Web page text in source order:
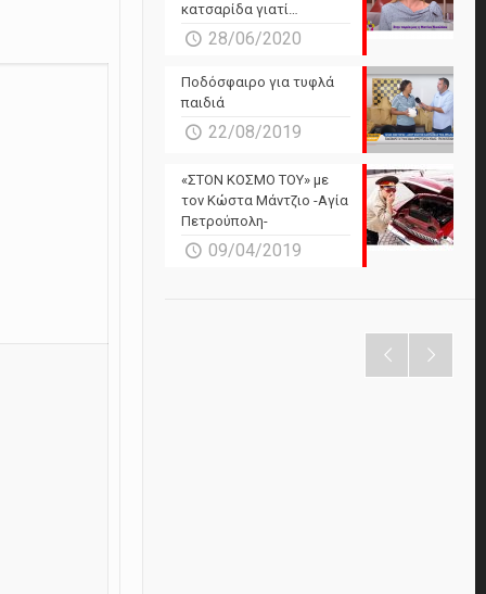
κατσαρίδα γιατί…
28/06/2020
Ποδόσφαιρο για τυφλά
παιδιά
22/08/2019
«ΣΤΟΝ ΚΟΣΜΟ ΤΟΥ» με
τον Κώστα Μάντζιο -Αγία
Πετρούπολη-
09/04/2019